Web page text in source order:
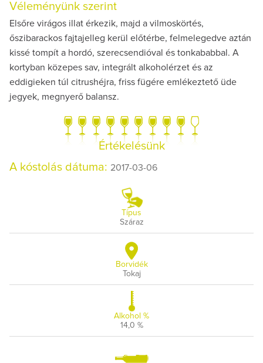
Véleményünk szerint
Elsőre virágos illat érkezik, majd a vilmoskörtés,
őszibarackos fajtajelleg kerül előtérbe, felmelegedve aztán
kissé tompít a hordó, szerecsendióval és tonkababbal. A
kortyban közepes sav, integrált alkoholérzet és az
eddigieken túl citrushéjra, friss fügére emlékeztető üde
jegyek, megnyerő balansz.
Értékelésünk
A kóstolás dátuma: 2017-03-06
Típus
Száraz
Borvidék
Tokaj
Alkohol %
14,0 %